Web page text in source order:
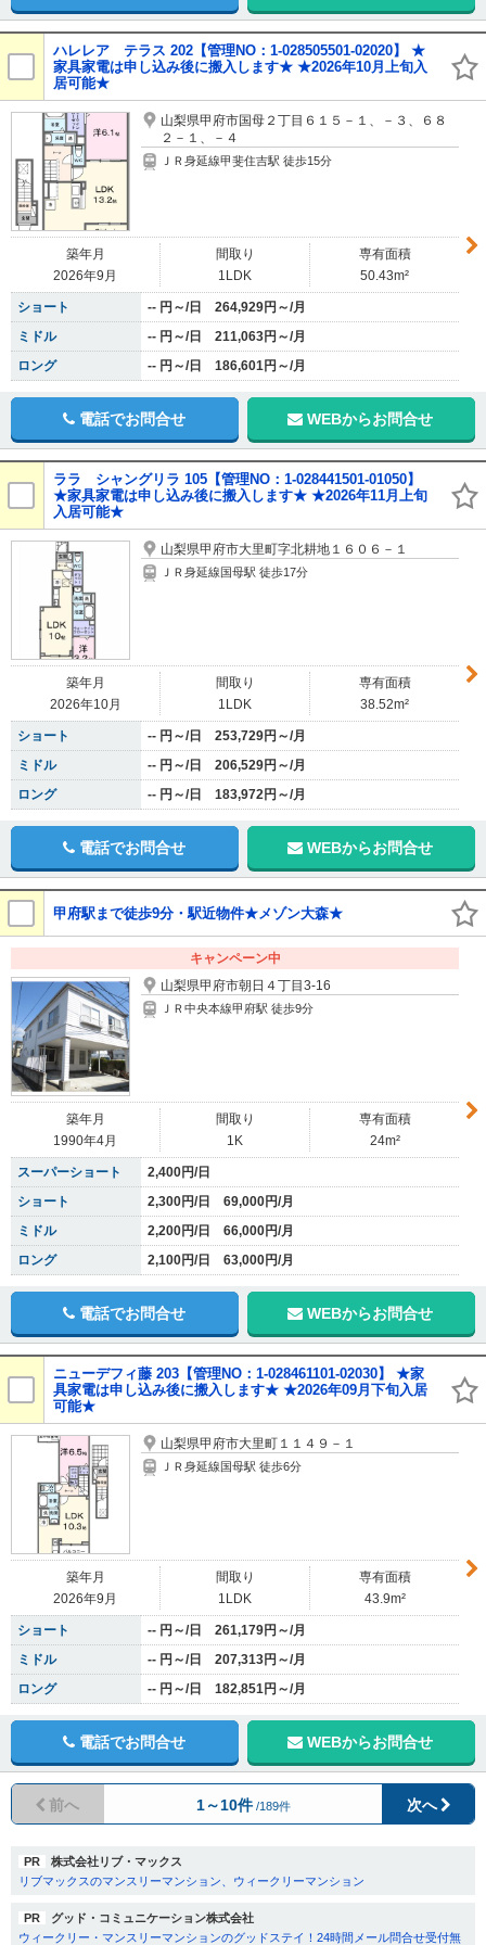
ハレレア テラス 202【管理NO：1-028505501-02020】 ★
家具家電は申し込み後に搬入します★ ★2026年10月上旬入
居可能★
山梨県甲府市国母２丁目６１５－１、－３、６８
２－１、－４
ＪＲ身延線甲斐住吉駅 徒歩15分
築年月
2026年9月
間取り
1LDK
専有面積
50.43m²
ショート
-- 円～/日 264,929円～/月
ミドル
-- 円～/日 211,063円～/月
ロング
-- 円～/日 186,601円～/月
電話でお問合せ WEBからお問合せ
ララ シャングリラ 105【管理NO：1-028441501-01050】
★家具家電は申し込み後に搬入します★ ★2026年11月上旬
入居可能★
山梨県甲府市大里町字北耕地１６０６－１
ＪＲ身延線国母駅 徒歩17分
築年月
2026年10月
間取り
1LDK
専有面積
38.52m²
ショート
-- 円～/日 253,729円～/月
ミドル
-- 円～/日 206,529円～/月
ロング
-- 円～/日 183,972円～/月
電話でお問合せ WEBからお問合せ
甲府駅まで徒歩9分・駅近物件★メゾン大森★
キャンペーン中
山梨県甲府市朝日４丁目3-16
ＪＲ中央本線甲府駅 徒歩9分
築年月
1990年4月
間取り
1K
専有面積
24m²
スーパーショート
2,400円/日
ショート
2,300円/日 69,000円/月
ミドル
2,200円/日 66,000円/月
ロング
2,100円/日 63,000円/月
電話でお問合せ WEBからお問合せ
ニューデフィ藤 203【管理NO：1-028461101-02030】 ★家
具家電は申し込み後に搬入します★ ★2026年09月下旬入居
可能★
山梨県甲府市大里町１１４９－１
ＪＲ身延線国母駅 徒歩6分
築年月
2026年9月
間取り
1LDK
専有面積
43.9m²
ショート
-- 円～/日 261,179円～/月
ミドル
-- 円～/日 207,313円～/月
ロング
-- 円～/日 182,851円～/月
電話でお問合せ WEBからお問合せ
前へ 次へ
1～10件 /189件
PR
株式会社リブ・マックス
リブマックスのマンスリーマンション、ウィークリーマンション
PR
グッド・コミュニケーション株式会社
ウィークリー・マンスリーマンションのグッドステイ！24時間メール問合せ受付無